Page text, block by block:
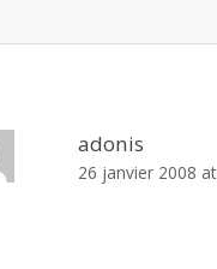
adonis
26 janvier 2008